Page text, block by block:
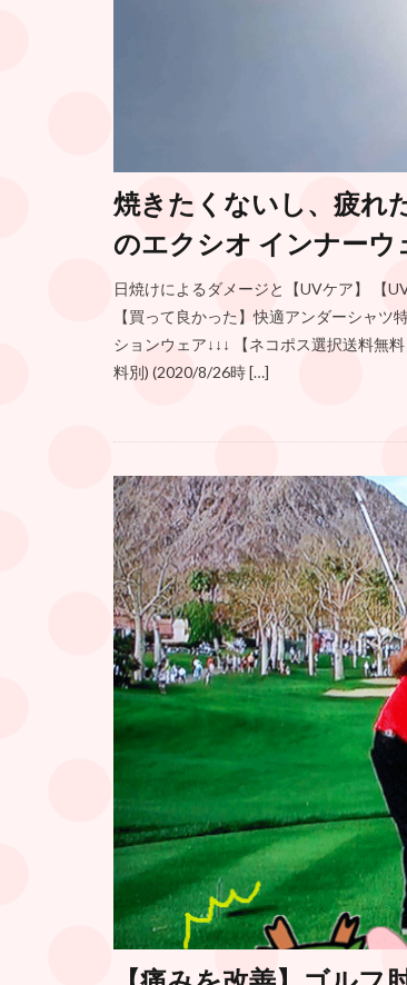
焼きたくないし、疲れ
のエクシオ インナーウ
日焼けによるダメージと【UVケア】 【
【買って良かった】快適アンダーシャ
ションウェア↓↓↓ 【ネコポス選択送料無
料別) (2020/8/26時 […]